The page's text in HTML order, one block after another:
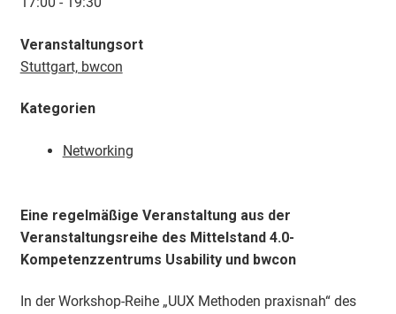
Veranstaltungsort
Stuttgart, bwcon
Kategorien
Networking
Eine regelmäßige Veranstaltung aus der
Veranstaltungsreihe des Mittelstand 4.0-
Kompetenzzentrums Usability und bwcon
In der Workshop-Reihe „UUX Methoden praxisnah“ des